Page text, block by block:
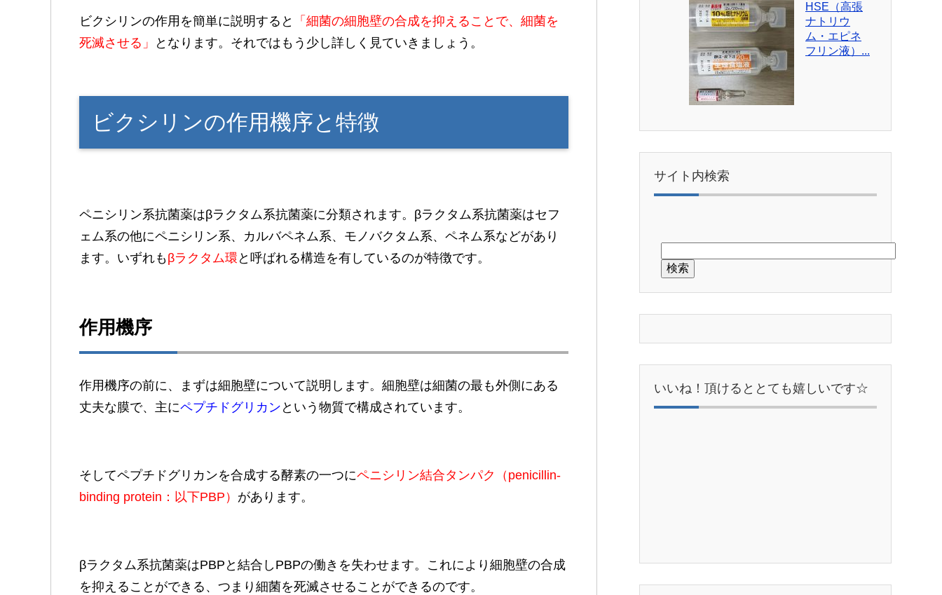
ビクシリンの作用を簡単に説明すると
「細菌の細胞壁の合成を抑えることで、細菌を
死滅させる」
となります。それではもう少し詳しく見ていきましょう。
ビクシリンの作用機序と特徴
ペニシリン系抗菌薬はβラクタム系抗菌薬に分類されます。βラクタム系抗菌薬はセフ
ェム系の他にペニシリン系、カルバペネム系、モノバクタム系、ペネム系などがあり
ます。いずれもβラクタム環 と呼ばれる構造を有しているのが特徴です。
作用機序
作用機序の前に、まずは細胞壁について説明します。細胞壁は細菌の最も外側にある
丈夫な膜で、主にペプチドグリカン という物質で構成されています。
そしてペプチドグリカンを合成する酵素の一つにペニシリン結合タンパク（penicillin‐
binding protein：以下PBP） があります。
βラクタム系抗菌薬はPBPと結合しPBPの働きを失わせます。これにより細胞壁の合成
を抑えることができる、つまり細菌を死滅させることができるのです。
HSE（高張
ナトリウ
ム・エピネ
フリン液）...
サイト内検索
いいね！頂けるととても嬉しいです☆